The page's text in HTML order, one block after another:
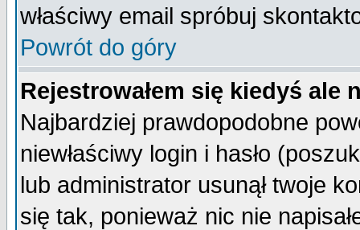
właściwy email spróbuj
Powrót do góry
Rejestrowałem się kiedyś ale
Najbardziej prawdopodobne
niewłaściwy login i hasło
lub administrator usunął twoje
się tak, ponieważ nic nie